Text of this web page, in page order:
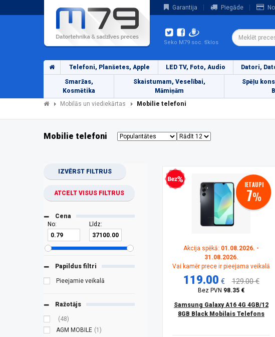
Garantija Piegāde
Seko M79 soc. tīklos
Telefoni, Planšetes, Apple LED TV, Foto, Audio Datori,
Smaržas,
Kosmētika
Skaistumam, Veselībai,
Māmiņām
Spēļu
Mobilās un viediekārtas Mobilie telefoni
Mobilie telefoni
IZVĒRST FILTRUS
ATCELT VISUS FILTRUS
Cena
No:
Līdz:
Papildus filtri
Pieejamie veikalā
Ražotājs
(48)
AGM MOBILE (1)
Bezprocentu kredīts IETAUPI
7%
Akcija spēkā: 01.08.2026. -
31.08.2026.
Vai kamēr prece ir pieejama veikalā
119.00 € 129.00 €
Bez PVN 98.35 €
Samsung Galaxy A16 4G 4GB/12
8GB Black Mobilais Telefons